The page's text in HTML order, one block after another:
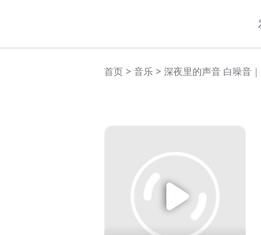
首页 > 音乐 > 深夜里的声音 白噪音